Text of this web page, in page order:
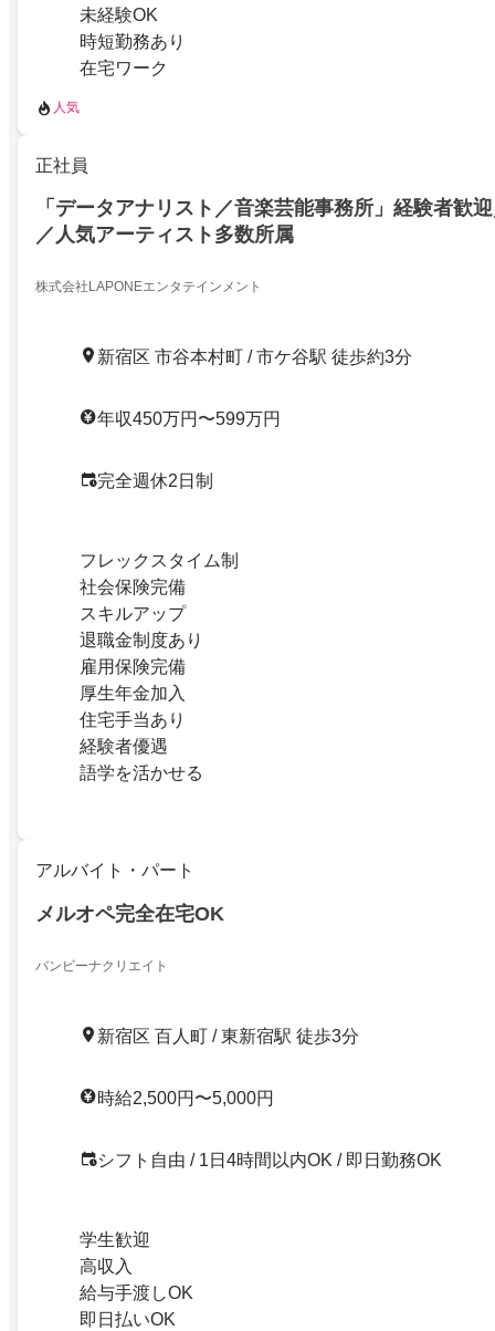
未経験OK
時短勤務あり
在宅ワーク
人気
正社員
「データアナリスト／音楽芸能事務所」経験者歓
／人気アーティスト多数所属
株式会社LAPONEエンタテインメント
新宿区 市谷本村町 / 市ケ谷駅 徒歩約3分
年収450万円〜599万円
完全週休2日制
フレックスタイム制
社会保険完備
スキルアップ
退職金制度あり
雇用保険完備
厚生年金加入
住宅手当あり
経験者優遇
語学を活かせる
アルバイト・パート
メルオペ完全在宅OK
バンビーナクリエイト
新宿区 百人町 / 東新宿駅 徒歩3分
時給2,500円〜5,000円
シフト自由 / 1日4時間以内OK / 即日勤務OK
学生歓迎
高収入
給与手渡しOK
即日払いOK